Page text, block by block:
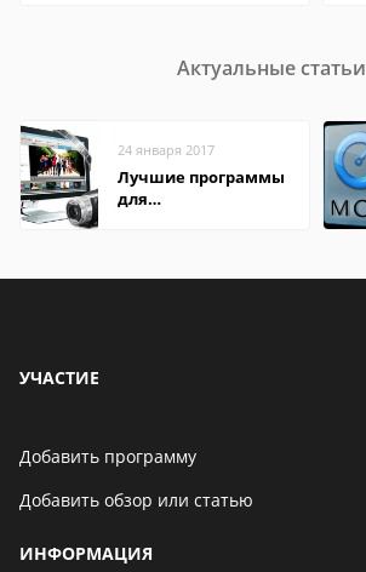
Актуальные статьи
24 января 2017
Лучшие программы
для
УЧАСТИЕ
Добавить программу
Добавить обзор или статью
ИНФОРМАЦИЯ